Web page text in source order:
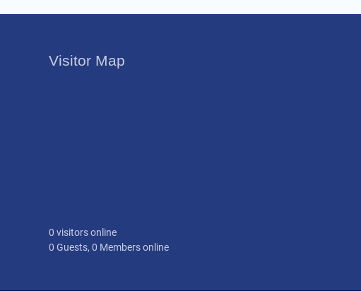
Visitor Map
0 visitors online
0 Guests, 0 Members online